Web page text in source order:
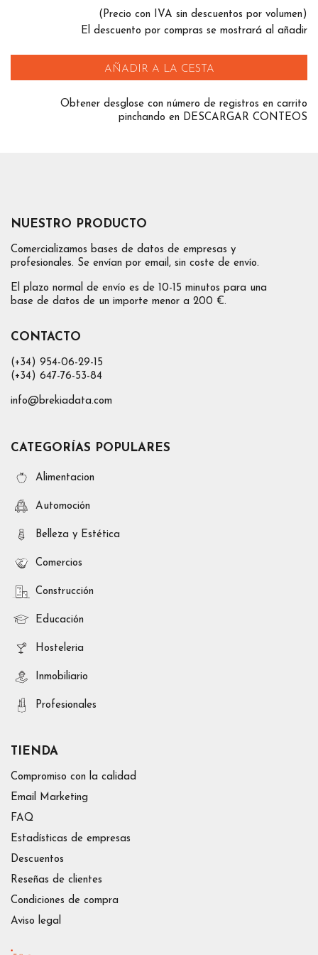
(Precio con IVA sin descuentos por volumen)
El descuento por compras se mostrará al añadir
AÑADIR A LA CESTA
Obtener desglose con número de registros en carrito
pinchando en DESCARGAR CONTEOS
NUESTRO PRODUCTO
Comercializamos bases de datos de empresas y
profesionales. Se envían por email, sin coste de envío.
El plazo normal de envío es de 10-15 minutos para una
base de datos de un importe menor a 200 €.
CONTACTO
(+34) 954-06-29-15
(+34) 647-76-53-84
info@brekiadata.com
CATEGORÍAS POPULARES
Alimentacion
Automoción
Belleza y Estética
Comercios
Construcción
Educación
Hosteleria
Inmobiliario
Profesionales
TIENDA
Compromiso con la calidad
Email Marketing
FAQ
Estadísticas de empresas
Descuentos
Reseñas de clientes
Condiciones de compra
Aviso legal